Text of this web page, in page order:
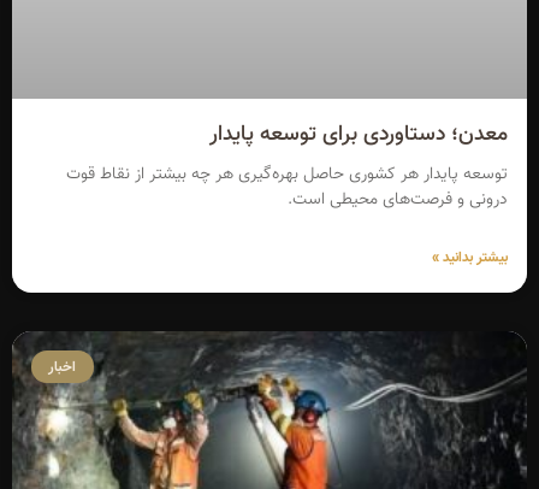
معدن؛ دستاوردی برای توسعه پایدار
توسعه پایدار هر کشوری حاصل بهره‌گیری هر چه بیشتر از نقاط قوت
درونی و فرصت‌های محیطی است.
بیشتر بدانید »
اخبار